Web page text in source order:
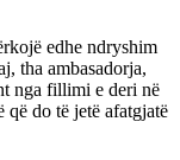
edhe ndryshim
tha ambasadorja,
nga fillimi e deri në
do të jetë afatgjatë